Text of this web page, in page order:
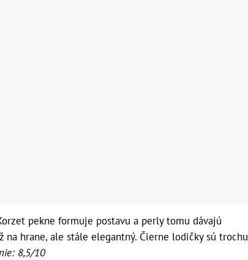
pekne formuje postavu a perly tomu dávajú
na hrane, ale stále elegantný. Čierne lodičky sú trochu
8,5/10